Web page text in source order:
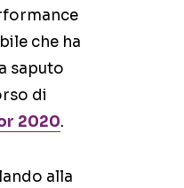
che ha
saputo
di
2020.
alla